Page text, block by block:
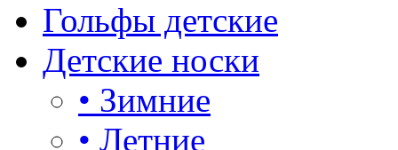
Гольфы детские
Детские носки
• Зимние
• Летние